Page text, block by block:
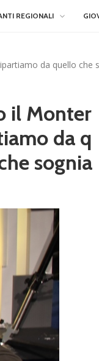
REGIONALI
da quello
il Monter
da q
sognia